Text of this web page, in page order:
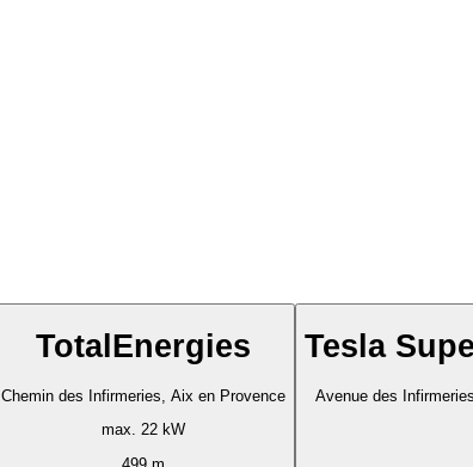
TotalEnergies
Chemin des Infirmeries, Aix en Provence
max. 22 kW
Tesla
Avenue des